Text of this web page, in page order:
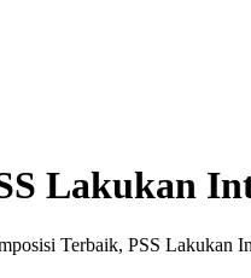
Lakukan
Terbaik, PSS Lakukan